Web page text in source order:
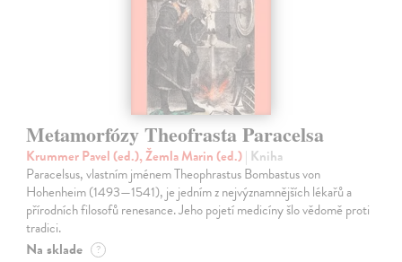
Metamorfózy Theofrasta Paracelsa
Krummer Pavel (ed.), Žemla Marin (ed.)| Kniha
Paracelsus, vlastním jménem Theophrastus Bombastus von
Hohenheim (1493—1541), je jedním z nejvýznamnějších lékařů a
přírodních filosofů renesance. Jeho pojetí medicíny šlo vědomě proti
tradici.
Na sklade ?